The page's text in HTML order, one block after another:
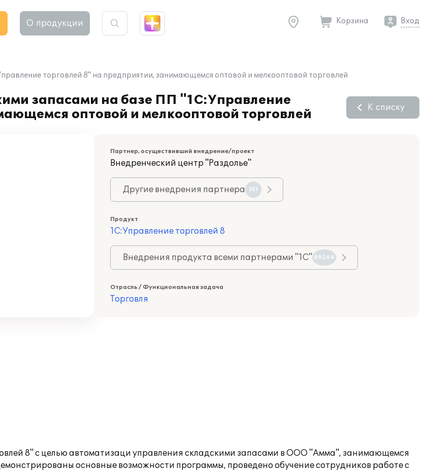
О продукции Корзина Вход
торговлей 8" на предприятии, занимающемся оптовой и мелкооптовой торговлей
запасами на базе ПП "1С:Управление
оптовой и мелкооптовой торговлей
К списку
Партнер, осуществивший внедрение/проект
Внедренческий центр "Раздолье"
Другие внедрения партнера 101
Продукт
1С:Управление торговлей 8
Внедрения продукта всеми партнерами "1С" 89264
Отрасль / Функциональная задача
Торговля
8" с целью автоматизаци управления складскими запасами в ООО "Амма", занимающемся
основные возможности программы, проведено обучение сотрудников работе с